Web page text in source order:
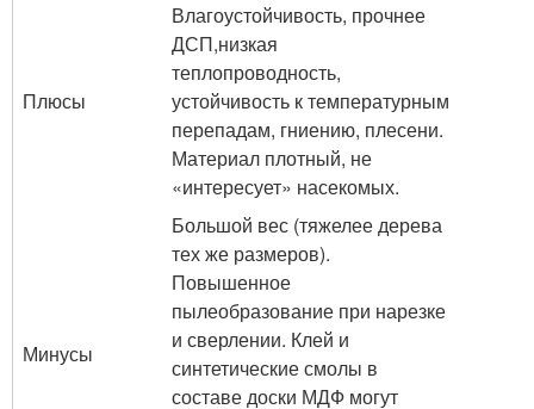
Плюсы
Влагоустойчивость, прочнее
ДСП,низкая
теплопроводность,
устойчивость к температурным
перепадам, гниению, плесени.
Материал плотный, не
«интересует» насекомых.
Минусы
Большой вес (тяжелее дерева
тех же размеров).
Повышенное
пылеобразование при нарезке
и сверлении. Клей и
синтетические смолы в
составе доски МДФ могут